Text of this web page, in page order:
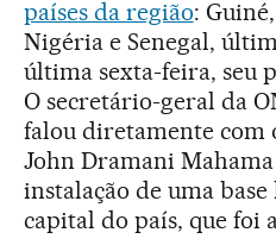
países da região:
Nigéria e Senegal,
última sexta-feira, seu
O secretário-geral da
falou diretamente com
John Dramani
instalação de uma
capital do país, que foi